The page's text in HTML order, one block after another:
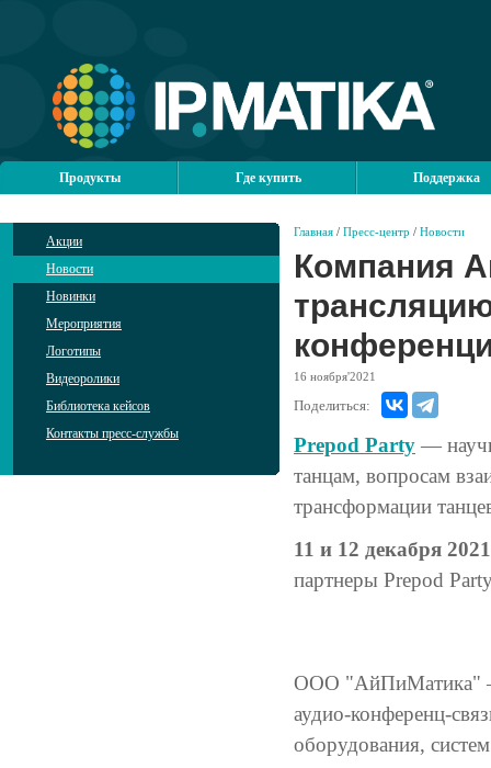
Продукты Где купить Поддержка
Акции
Новости
Новинки
Мероприятия
Логотипы
Видеоролики
Библиотека кейсов
Контакты пресс-службы
Главная / Пресс-центр / Новости
Компания
16 ноября'2021
Поделиться:
Prepod Party —
танцам, вопросам
трансформации
11 и 12 декабря
партнеры Prepod
ООО "АйПиМатика" —
аудио-конференц-
оборудования,